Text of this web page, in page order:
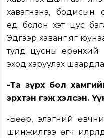
хавагнана, бодисын
үед болон хэт цус
Эдгээр хаванг яг
тулд цусны ерөнхий
эход харуулах
-Та зүрх бол
эрхтэн гэж хэлсэн.
-Бөөр, элэгний
шинжилгээ өгч